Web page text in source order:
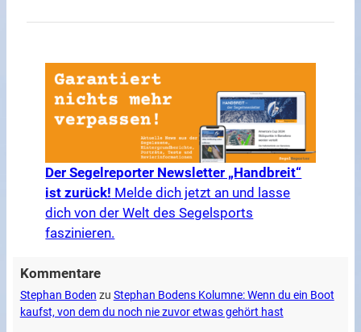
Der Segelreporter Newsletter „Handbreit“
ist zurück! Melde dich jetzt an und lasse
dich von der Welt des Segelsports
faszinieren.
Kommentare
Stephan Boden zu Stephan Bodens Kolumne: Wenn du ein Boot
kaufst, von dem du noch nie zuvor etwas gehört hast